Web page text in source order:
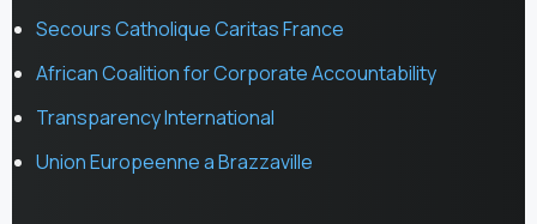
Secours Catholique Caritas France
African Coalition for Corporate Accountability
Transparency International
Union Europeenne a Brazzaville